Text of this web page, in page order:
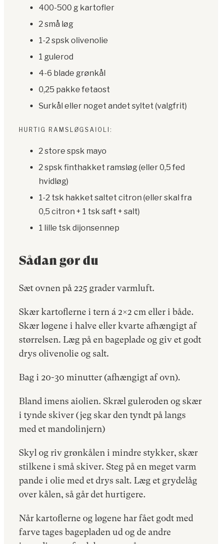
400-500 g kartofler
2 små løg
1-2 spsk olivenolie
1 gulerod
4-6 blade grønkål
0,25 pakke fetaost
Surkål eller noget andet syltet (valgfrit)
HURTIG RAMSLØGSAIOLI:
2 store spsk mayo
2 spsk finthakket ramsløg (eller 0,5 fed
hvidløg)
1-2 tsk hakket saltet citron (eller skal fra
0,5 citron + 1 tsk saft + salt)
1 lille tsk dijonsennep
Sådan gør du
Sæt ovnen på 225 grader varmluft.
Skær kartoflerne i tern á 2×2 cm eller i både.
Skær løgene i halve eller kvarte afhængigt af
størrelsen. Læg på en bageplade og giv et godt
drys olivenolie og salt.
Bag i 20-30 minutter (afhængigt af ovn).
Bland imens aiolien. Skræl guleroden og skær
i tynde skiver (jeg skar den tyndt på langs
med et mandolinjern)
Skyl og riv grønkålen i mindre stykker, skær
stilkene i små skiver. Steg på en meget varm
pande i olie med et drys salt. Læg et grydelåg
over kålen, så går det hurtigere.
Når kartoflerne og løgene har fået godt med
farve tages bagepladen ud og de andre